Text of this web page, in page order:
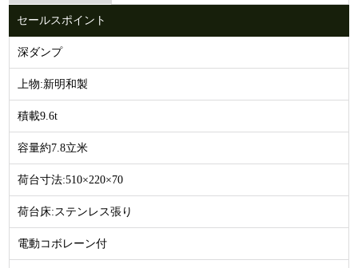
セールスポイント
深ダンプ
上物:新明和製
積載9.6t
容量約7.8立米
荷台寸法:510×220×70
荷台床:ステンレス張り
電動コボレーン付